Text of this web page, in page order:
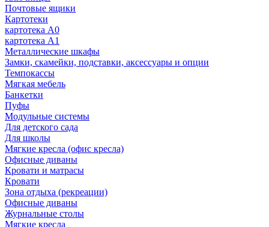
Почтовые ящики
Картотеки
картотека А0
картотека А1
Металлические шкафы
Замки, скамейки, подставки, аксессуары и опции
Темпокассы
Мягкая мебель
Банкетки
Пуфы
Модульные системы
Для детского сада
Для школы
Мягкие кресла (офис кресла)
Офисные диваны
Кровати и матрасы
Кровати
Зона отдыха (рекреации)
Офисные диваны
Журнальные столы
Мягкие кресла